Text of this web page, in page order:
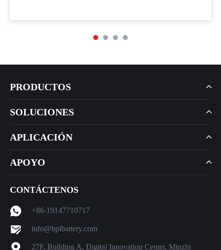
PRODUCTOS
SOLUCIONES
APLICACIÓN
APOYO
CONTÁCTENOS
+86-19147710717
info@bpibattery.com
27F, Building A, Digital Innovation Center, Minzhi